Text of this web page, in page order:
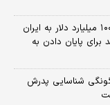
توافق پیشنهادی برای بازگشایی تنگه هرمز سالانه ۱۰۰ میلیارد دلار به ایران
برای پایان دادن به
شناسایی پدرش